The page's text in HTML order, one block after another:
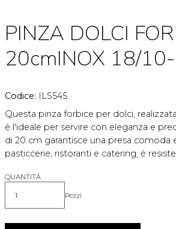
PINZA DOLCI
20cmINOX 18/
Codice: ILS545
Questa pinza forbice per dolci,
è l'ideale per servire con eleganza e
di 20 cm garantisce una presa comoda
pasticcerie, ristoranti e catering, è
QUANTITÀ
Quantità Pezzi